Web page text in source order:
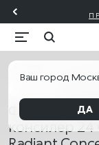
✨
Ваш город
ДА
Формула
консилер 24